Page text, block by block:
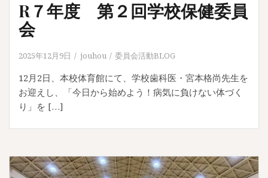
R７年度 第２回学校保健委員
会
2025年12月9日 jouhou 委員会活動BLOG
12月2日、本校体育館にて、学校歯科医・宮本格尚先生を
お迎えし、「今日から始めよう！病気に負けない体づく
り」を […]